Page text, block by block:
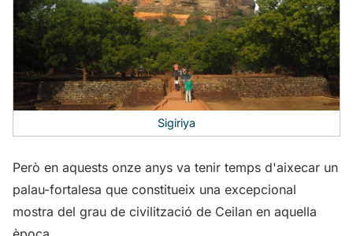
Sigiriya
Però en aquests onze anys va tenir temps d'aixecar un
palau-fortalesa que constitueix una excepcional
mostra del grau de civilització de Ceilan en aquella